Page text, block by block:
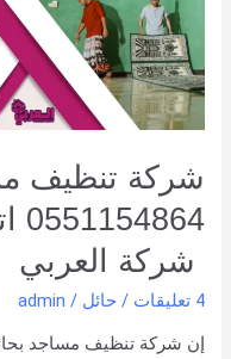
شركة تنظيف
شركة العربي
4 تعليقات / حائل /
admin
إن شركة تنظيف مساجد
0551154864
اتصل
بنا –
شركة العربي